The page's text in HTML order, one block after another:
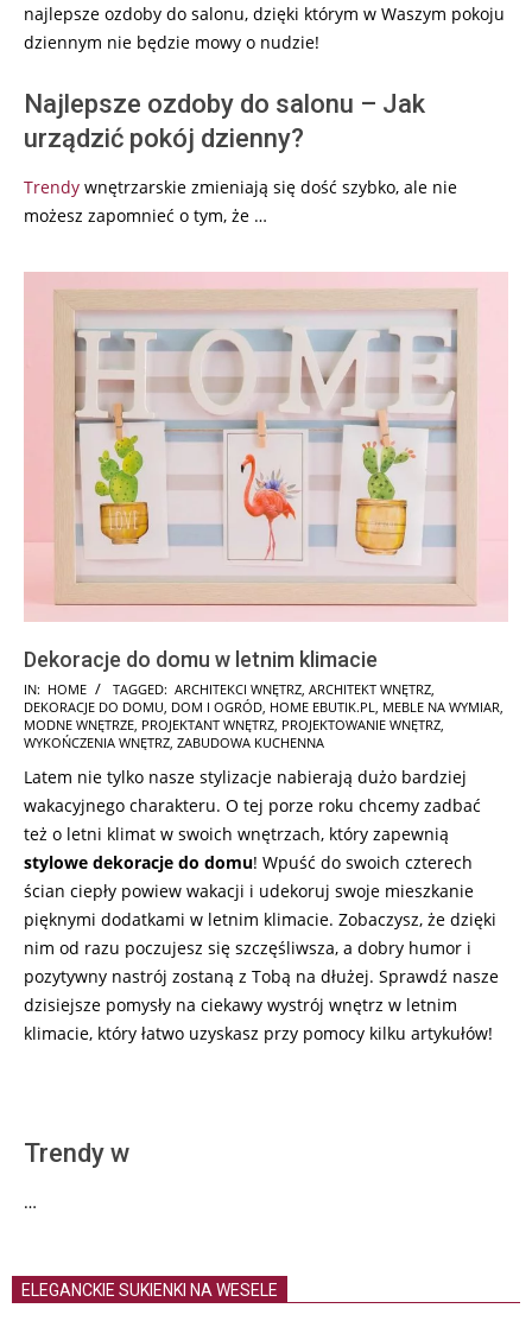
najlepsze ozdoby do salonu, dzięki którym w Waszym pokoju
dziennym nie będzie mowy o nudzie!
Najlepsze ozdoby do salonu – Jak
urządzić pokój dzienny?
Trendy wnętrzarskie zmieniają się dość szybko, ale nie
możesz zapomnieć o tym, że …
Dekoracje do domu w letnim klimacie
2024-
11-
05
IN: HOME TAGGED: ARCHITEKCI WNĘTRZ, ARCHITEKT WNĘTRZ,
DEKORACJE DO DOMU, DOM I OGRÓD, HOME EBUTIK.PL, MEBLE NA WYMIAR,
MODNE WNĘTRZE, PROJEKTANT WNĘTRZ, PROJEKTOWANIE WNĘTRZ,
WYKOŃCZENIA WNĘTRZ, ZABUDOWA KUCHENNA
Latem nie tylko nasze stylizacje nabierają dużo bardziej
wakacyjnego charakteru. O tej porze roku chcemy zadbać
też o letni klimat w swoich wnętrzach, który zapewnią
stylowe dekoracje do domu! Wpuść do swoich czterech
ścian ciepły powiew wakacji i udekoruj swoje mieszkanie
pięknymi dodatkami w letnim klimacie. Zobaczysz, że dzięki
nim od razu poczujesz się szczęśliwsza, a dobry humor i
pozytywny nastrój zostaną z Tobą na dłużej. Sprawdź nasze
dzisiejsze pomysły na ciekawy wystrój wnętrz w letnim
klimacie, który łatwo uzyskasz przy pomocy kilku artykułów!
Trendy w
…
ELEGANCKIE SUKIENKI NA WESELE